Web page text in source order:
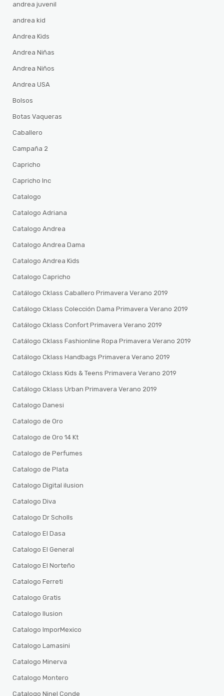
andrea juvenil
andrea kid
Andrea Kids
Andrea Niñas
Andrea Niños
Andrea USA
Bolsos
Botas Vaqueras
Caballero
Campaña 2
Capricho
Capricho Inc
Catalogo
Catalogo Adriana
Catalogo Andrea
Catalogo Andrea Dama
Catalogo Andrea Kids
Catalogo Capricho
Catálogo Cklass Caballero Primavera Verano 2019
Catálogo Cklass Colección Dama Primavera Verano 2019
Catálogo Cklass Confort Primavera Verano 2019
Catálogo Cklass Fashionline Ropa Primavera Verano 2019
Catálogo Cklass Handbags Primavera Verano 2019
Catálogo Cklass Kids & Teens Primavera Verano 2019
Catálogo Cklass Urban Primavera Verano 2019
Catalogo Danesi
Catalogo de Oro
Catalogo de Oro 14 Kt
Catalogo de Perfumes
Catalogo de Plata
Catalogo Digital ilusion
Catalogo Diva
Catalogo Dr Scholls
Catalogo El Dasa
Catalogo El General
Catalogo El Norteño
Catalogo Ferreti
Catalogo Gratis
Catalogo Ilusion
Catalogo ImporMexico
Catalogo Lamasini
Catalogo Minerva
Catalogo Montero
Catalogo Ninel Conde